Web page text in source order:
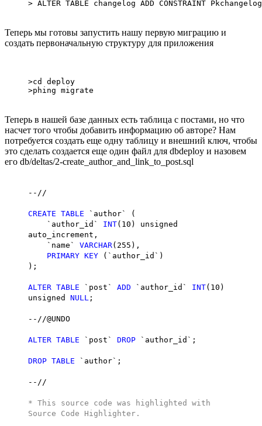
Теперь мы готовы запустить нашу первую миграцию и
создать первоначальную структуру для приложения
>cd deploy
Теперь в нашей базе данных есть таблица с постами, но что
насчет того чтобы добавить информацию об авторе? Нам
потребуется создать еще одну таблицу и внешний ключ, чтобы
это сделать создается еще один файл для dbdeploy и назовем
его db/deltas/2-create_author_and_link_to_post.sql
--//
CREATE TABLE `author` (
`author_id` INT(10) unsigned
auto_increment,
`name` VARCHAR(255),
PRIMARY KEY (`author_id`)
);
ALTER TABLE `post` ADD `author_id` INT(10)
unsigned NULL ;
--//@UNDO
ALTER TABLE `post` DROP `author_id`;
DROP TABLE `author`;
--//
* This source code was highlighted with
Source Code Highlighter .